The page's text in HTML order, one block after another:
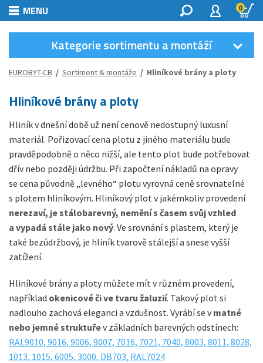
MENU 0
Kategorie sortimentu a montáží
EUROBYT-CB / Sortiment & montáže / Hliníkové brány a ploty
Hliníkové brány a ploty
Hliník v dnešní době už není cenově nedostupný luxusní
materiál. Pořizovací cena plotu z jiného materiálu bude
pravděpodobně o něco nižší, ale tento plot bude potřebovat
dřív nebo později údržbu. Při započtení nákladů na opravy
se cena původně „levného“ plotu vyrovná ceně srovnatelné
s plotem hliníkovým. Hliníkový plot v jakémkoliv provedení
nerezaví, je stálobarevný, nemění s časem svůj vzhled
a vypadá stále jako nový. Ve srovnání s plastem, který je
také bezúdržbový, je hliník tvarově stálejší a snese vyšší
zatížení.
Hliníkové brány a ploty můžete mít v různém provedení,
například okenicové či ve tvaru žaluzií. Takový plot si
nadlouho zachová eleganci a vzdušnost. Vyrábí se vmatné
nebo jemné struktuřev základních barevných odstínech:
RAL9010, 9016, 9006, 9007, 7016, 7021, 7040, 8003, 8011, 8028,
1013, 1015, 6005, 3000, DB703, RAL7024